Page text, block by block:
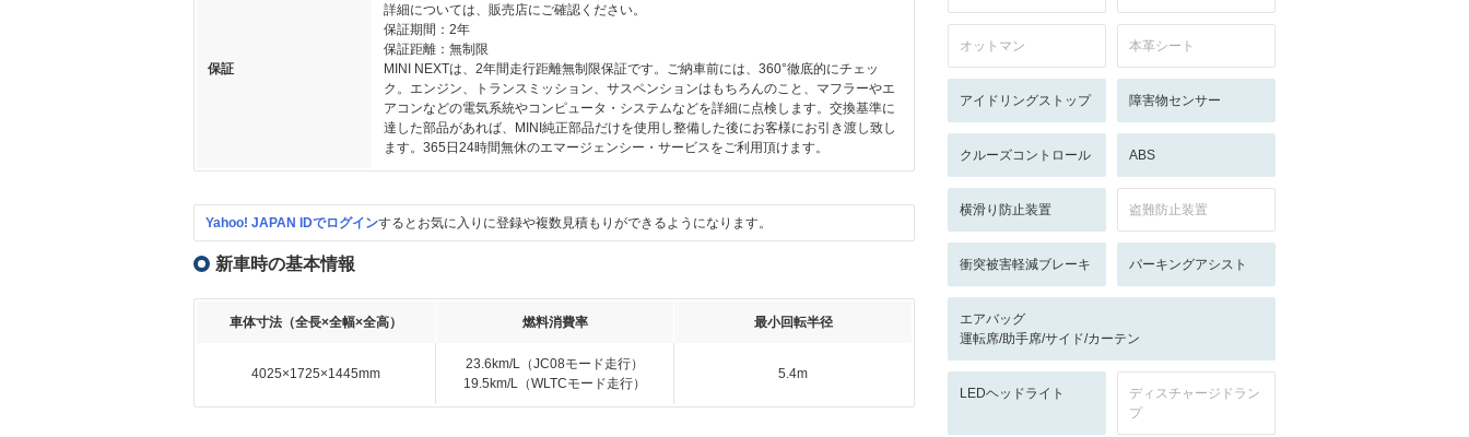
保証
詳細については、販売店にご確認ください。
保証期間：2年
保証距離：無制限
MINI NEXTは、2年間走行距離無制限保証です。ご納車前には、360°徹底的にチェッ
ク。エンジン、トランスミッション、サスペンションはもちろんのこと、マフラーやエ
アコンなどの電気系統やコンピュータ・システムなどを詳細に点検します。交換基準に
達した部品があれば、MINI純正部品だけを使用し整備した後にお客様にお引き渡し致し
ます。365日24時間無休のエマージェンシー・サービスをご利用頂けます。
Yahoo! JAPAN IDでログインするとお気に入りに登録や複数見積もりができるようになります。
新車時の基本情報
車体寸法（全長×全幅×全高） 燃料消費率 最小回転半径
4025×1725×1445mm
23.6km/L（JC08モード走行）
19.5km/L（WLTCモード走行）
5.4m
オットマン 本革シート
アイドリングストップ 障害物センサー
クルーズコントロール ABS
横滑り防止装置 盗難防止装置
衝突被害軽減ブレーキ パーキングアシスト
エアバッグ
運転席/助手席/サイド/カーテン
LEDヘッドライト
ディスチャージドラン
プ